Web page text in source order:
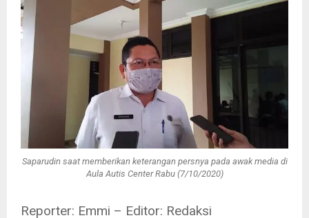
Saparudin saat memberikan keterangan persnya pada awak media di
Aula Autis Center Rabu (7/10/2020)
Reporter: Emmi – Editor: Redaksi